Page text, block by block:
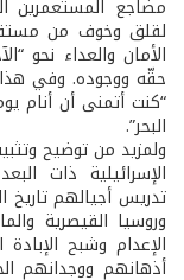
مضاجع المستعمرين
لقلق وخوف من
الأمان والعداء نحو
حقّه ووجوده. وفي
“كنت أتمنى أن
البحر”.
ولمزيد من توضيح
الإسرائيلية ذات
تدريس أجيالهم
وروسيا القيصرية
الإعدام وشبح
أذهانهم ووجدانهم